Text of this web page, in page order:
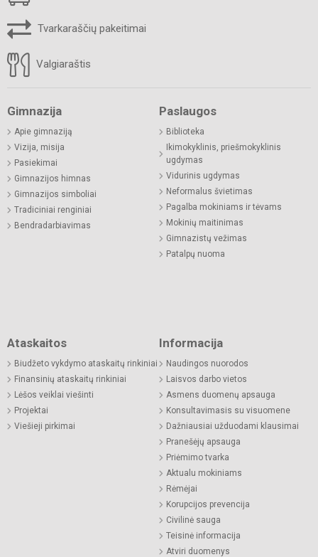
Tvarkaraščių pakeitimai
Valgiaraštis
Gimnazija
Apie gimnaziją
Vizija, misija
Pasiekimai
Gimnazijos himnas
Gimnazijos simboliai
Tradiciniai renginiai
Bendradarbiavimas
Paslaugos
Biblioteka
Ikimokyklinis, priešmokyklinis
ugdymas
Vidurinis ugdymas
Neformalus švietimas
Pagalba mokiniams ir tėvams
Mokinių maitinimas
Gimnazistų vežimas
Patalpų nuoma
Ataskaitos
Biudžeto vykdymo ataskaitų rinkiniai
Finansinių ataskaitų rinkiniai
Lėšos veiklai viešinti
Projektai
Viešieji pirkimai
Informacija
Naudingos nuorodos
Laisvos darbo vietos
Asmens duomenų apsauga
Konsultavimasis su visuomene
Dažniausiai užduodami klausimai
Pranešėjų apsauga
Priėmimo tvarka
Aktualu mokiniams
Rėmėjai
Korupcijos prevencija
Civilinė sauga
Teisinė informacija
Atviri duomenys